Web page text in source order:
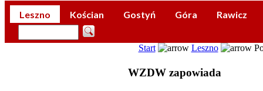
Leszno Kościan Gostyń Góra Rawicz
Start Leszno
WZDW zapowiada